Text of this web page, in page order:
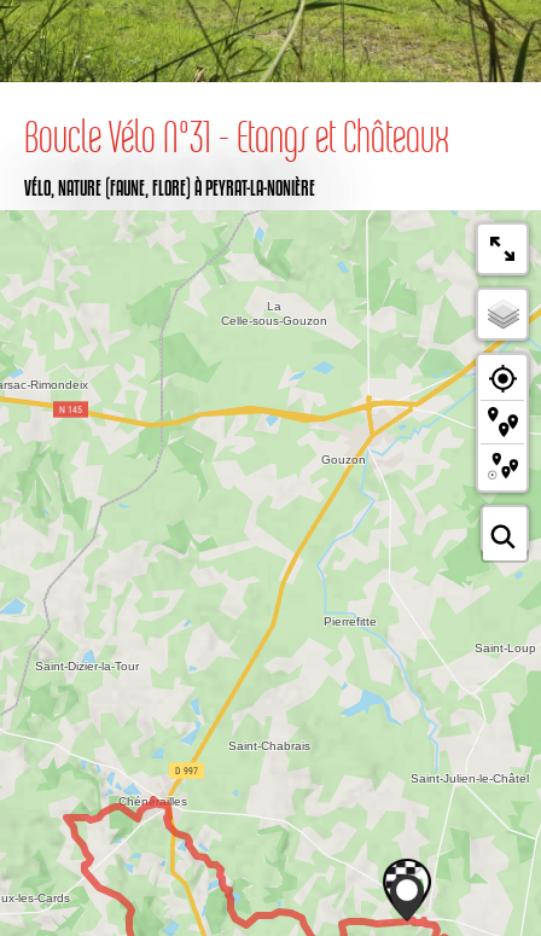
Boucle Vélo N°31 - Etangs et Châteaux
VÉLO,NATURE (FAUNE, FLORE) À PEYRAT-LA-NONIÈRE